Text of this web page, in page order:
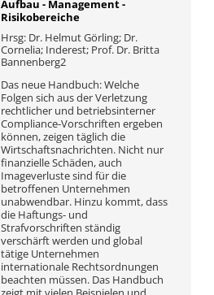
Aufbau - Management -
Risikobereiche
Hrsg: Dr. Helmut Görling; Dr.
Cornelia; Inderest; Prof. Dr. Britta
Bannenberg2
Das neue Handbuch: Welche
Folgen sich aus der Verletzung
rechtlicher und betriebsinterner
Compliance-Vorschriften ergeben
können, zeigen täglich die
Wirtschaftsnachrichten. Nicht nur
finanzielle Schäden, auch
Imageverluste sind für die
betroffenen Unternehmen
unabwendbar. Hinzu kommt, dass
die Haftungs- und
Strafvorschriften ständig
verschärft werden und global
tätige Unternehmen
internationale Rechtsordnungen
beachten müssen. Das Handbuch